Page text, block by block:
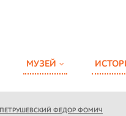
МУЗЕЙ
ПЕТРУШЕВСКИЙ ФЕДОР ФОМИЧ